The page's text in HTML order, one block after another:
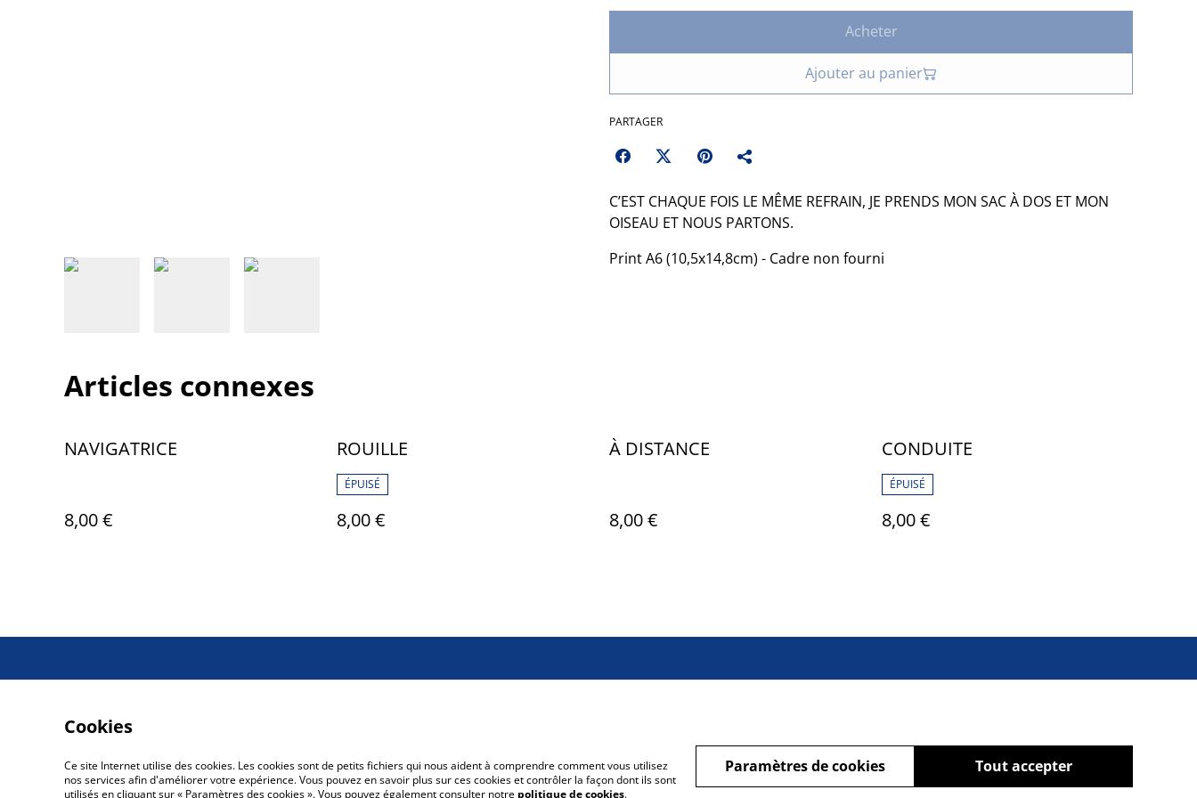
Acheter
Ajouter au panier
PARTAGER
C’EST CHAQUE FOIS LE MÊME REFRAIN, JE PRENDS MON SAC À DOS ET MON
OISEAU ET NOUS PARTONS.
Print A6 (10,5x14,8cm) - Cadre non fourni
Articles connexes
NAVIGATRICE
8,00 €
ROUILLE
ÉPUISÉ
8,00 €
À DISTANCE
8,00 €
CONDUITE
ÉPUISÉ
8,00 €
Cookies
Ce site Internet utilise des cookies. Les cookies sont de petits fichiers qui nous aident à comprendre comment vous utilisez
nos services afin d'améliorer votre expérience. Vous pouvez en savoir plus sur ces cookies et contrôler la façon dont ils sont
utilisés en cliquant sur « Paramètres des cookies ». Vous pouvez également consulter notre politique de cookies.
Tout accepter
Paramètres de cookies